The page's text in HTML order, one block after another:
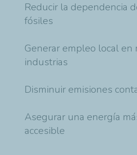
Reducir la dependencia
fósiles
Generar empleo local en
industrias
Disminuir emisiones
Asegurar una energía
accesible